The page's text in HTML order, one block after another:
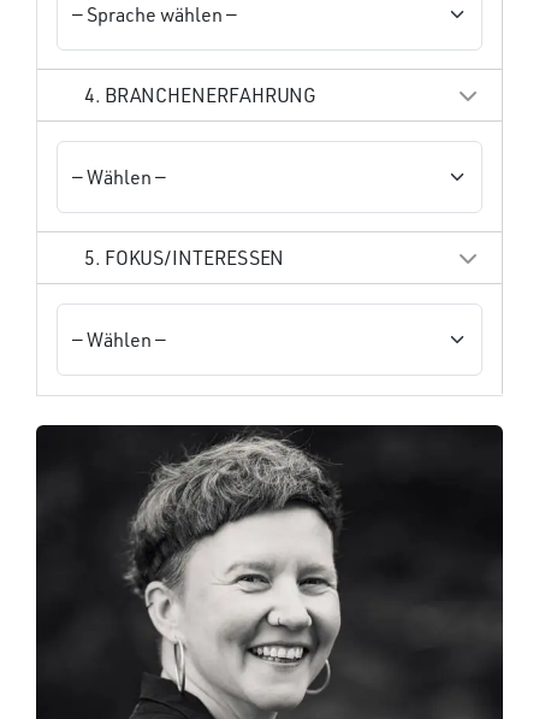
4. BRANCHENERFAHRUNG
5. FOKUS/INTERESSEN